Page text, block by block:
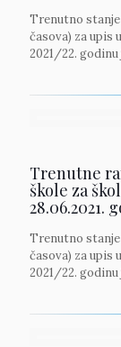
Trenutno stanje
časova) za upis
2021/22.
Trenutne
škole za
28.06.2021.
Trenutno stanje
časova) za upis
2021/22.